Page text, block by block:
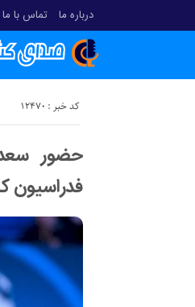
درباره ما تماس با ما
کد خبر : 12470
حضور
فدراسیون